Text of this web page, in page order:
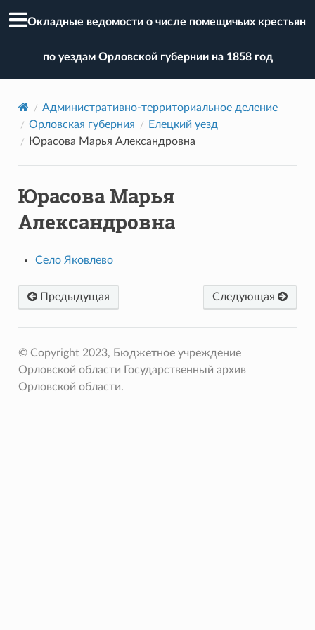
Окладные ведомости о числе помещичьих крестьян
по уездам Орловской губернии на 1858 год
Административно-территориальное деление
Орловская губерния
Елецкий уезд
Юрасова Марья Александровна
Юрасова Марья
Александровна
Село Яковлево
Предыдущая Следующая
© Copyright 2023, Бюджетное учреждение
Орловской области Государственный архив
Орловской области.